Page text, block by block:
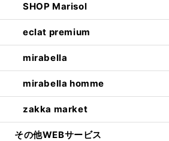
SHOP Marisol
eclat premium
mirabella
mirabella homme
zakka market
その他WEBサービス